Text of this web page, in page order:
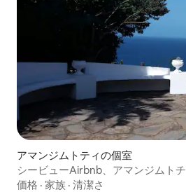
アマンジムトティの個室
シービューAirbnb、アマンジムトチ
価格 · 家族 · 清潔さ